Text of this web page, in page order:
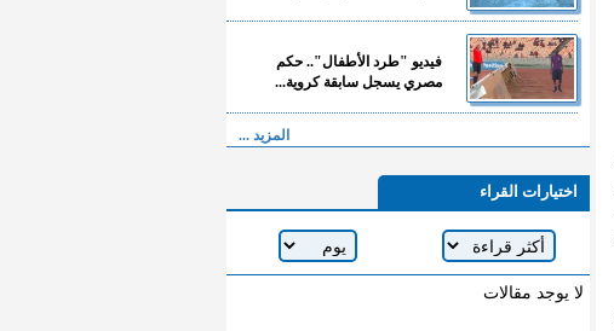
فيديو "طرد الأطفال".. حكم
مصري يسجل سابقة كروية...
المزيد ...
اختيارات القراء
لا يوجد مقالات